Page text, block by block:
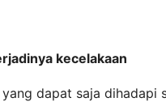
kecelakaan
dapat saja dihadapi